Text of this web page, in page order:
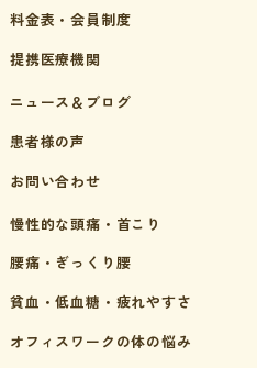
料金表・会員制度
提携医療機関
ニュース＆ブログ
患者様の声
お問い合わせ
慢性的な頭痛・首こり
腰痛・ぎっくり腰
貧血・低血糖・疲れやすさ
オフィスワークの体の悩み